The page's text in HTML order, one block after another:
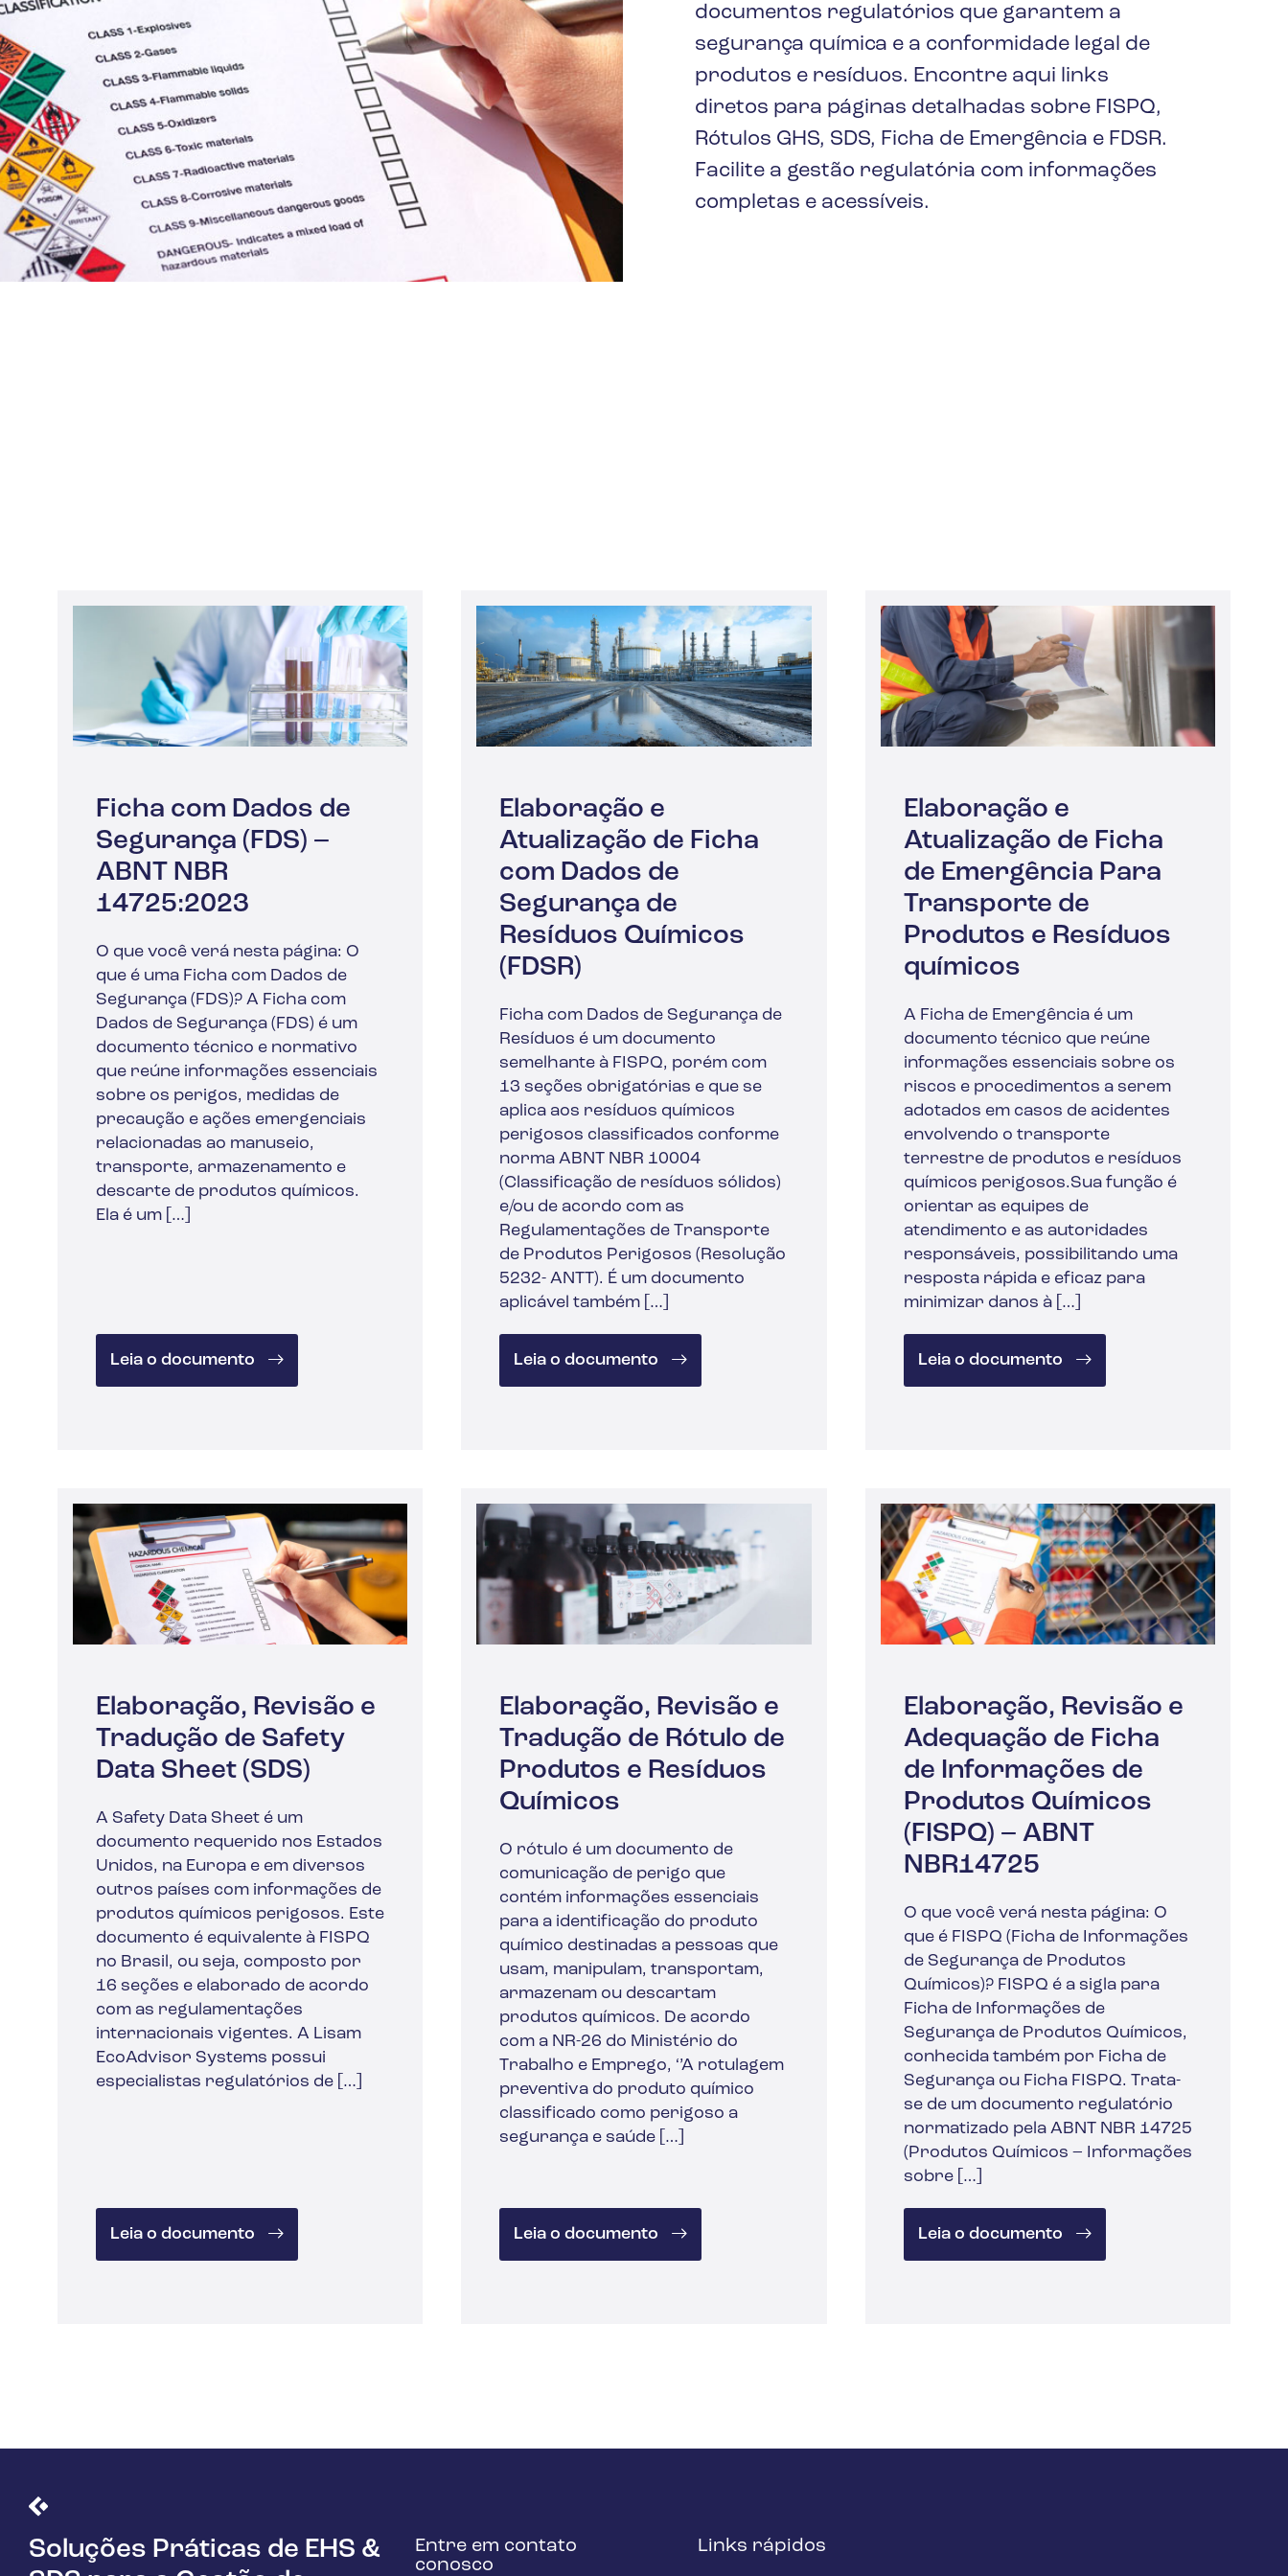
de segurança
acessíveis.
documentos regulatórios que garantem a
segurança química e a conformidade legal de
produtos e resíduos. Encontre aqui links
diretos para páginas detalhadas sobre FISPQ,
Rótulos GHS, SDS, Ficha de Emergência e FDSR.
Facilite a gestão regulatória com informações
completas e acessíveis.
Ficha com Dados de
Segurança (FDS) –
ABNT NBR
14725:2023
O que você verá nesta página: O
que é uma Ficha com Dados de
Segurança (FDS)? A Ficha com
Dados de Segurança (FDS) é um
documento técnico e normativo
que reúne informações essenciais
sobre os perigos, medidas de
precaução e ações emergenciais
relacionadas ao manuseio,
transporte, armazenamento e
descarte de produtos químicos.
Ela é um […]
Leia o documento
Elaboração e
Atualização de Ficha
com Dados de
Segurança de
Resíduos Químicos
(FDSR)
Ficha com Dados de Segurança de
Resíduos é um documento
semelhante à FISPQ, porém com
13 seções obrigatórias e que se
aplica aos resíduos químicos
perigosos classificados conforme
norma ABNT NBR 10004
(Classificação de resíduos sólidos)
e/ou de acordo com as
Regulamentações de Transporte
de Produtos Perigosos (Resolução
5232- ANTT). É um documento
aplicável também […]
Leia o documento
Elaboração e
Atualização de Ficha
de Emergência Para
Transporte de
Produtos e Resíduos
químicos
A Ficha de Emergência é um
documento técnico que reúne
informações essenciais sobre os
riscos e procedimentos a serem
adotados em casos de acidentes
envolvendo o transporte
terrestre de produtos e resíduos
químicos perigosos.Sua função é
orientar as equipes de
atendimento e as autoridades
responsáveis, possibilitando uma
resposta rápida e eficaz para
minimizar danos à […]
Leia o documento
Elaboração, Revisão e
Tradução de Safety
Data Sheet (SDS)
A Safety Data Sheet é um
documento requerido nos Estados
Unidos, na Europa e em diversos
outros países com informações de
produtos químicos perigosos. Este
documento é equivalente à FISPQ
no Brasil, ou seja, composto por
16 seções e elaborado de acordo
com as regulamentações
internacionais vigentes. A Lisam
EcoAdvisor Systems possui
especialistas regulatórios de […]
Leia o documento
Elaboração, Revisão e
Tradução de Rótulo de
Produtos e Resíduos
Químicos
O rótulo é um documento de
comunicação de perigo que
contém informações essenciais
para a identificação do produto
químico destinadas a pessoas que
usam, manipulam, transportam,
armazenam ou descartam
produtos químicos. De acordo
com a NR-26 do Ministério do
Trabalho e Emprego, ‘’A rotulagem
preventiva do produto químico
classificado como perigoso a
segurança e saúde […]
Leia o documento
Elaboração, Revisão e
Adequação de Ficha
de Informações de
Produtos Químicos
(FISPQ) – ABNT
NBR14725
O que você verá nesta página: O
que é FISPQ (Ficha de Informações
de Segurança de Produtos
Químicos)? FISPQ é a sigla para
Ficha de Informações de
Segurança de Produtos Químicos,
conhecida também por Ficha de
Segurança ou Ficha FISPQ. Trata-
se de um documento regulatório
normatizado pela ABNT NBR 14725
(Produtos Químicos – Informações
sobre […]
Leia o documento
Soluções Práticas de EHS &
Entre em contato
conosco
Links rápidos